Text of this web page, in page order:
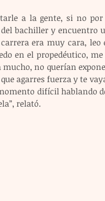
a la gente, si no
bachiller y encuentro
carrera era muy cara,
en el propedéutico,
no querían
agarres fuerza y te
difícil hablando
relató.